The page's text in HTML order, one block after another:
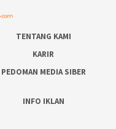
TENTANG KAMI
KARIR
PEDOMAN MEDIA SIBER
INFO IKLAN